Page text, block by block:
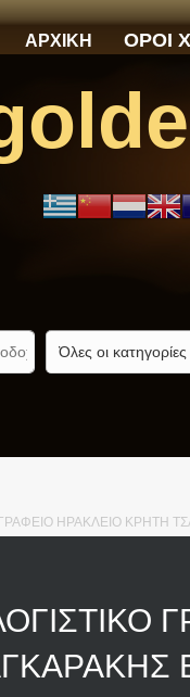
ΑΡΧΙΚΗ ΟΡΟΙ
ΓΡΑΦΕΙΟ ΗΡΑΚΛΕΙΟ ΚΡΗΤΗ